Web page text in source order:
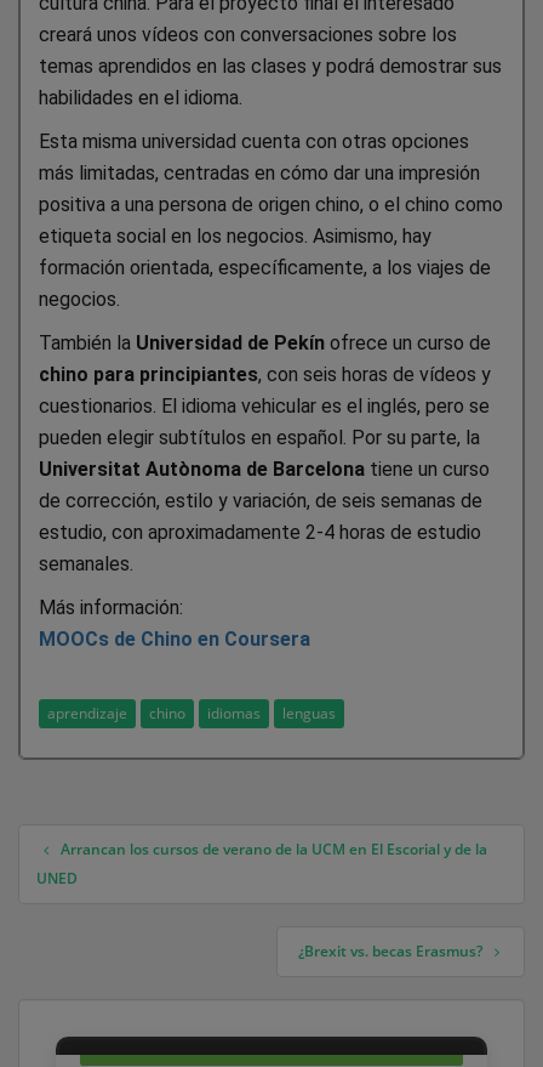
creará unos vídeos con conversaciones sobre los
temas aprendidos en las clases y podrá demostrar sus
habilidades en el idioma.
Esta misma universidad cuenta con otras opciones
más limitadas, centradas en cómo dar una impresión
positiva a una persona de origen chino, o el chino como
etiqueta social en los negocios. Asimismo, hay
formación orientada, específicamente, a los viajes de
negocios.
También la Universidad de Pekín ofrece un curso de
chino para principiantes, con seis horas de vídeos y
cuestionarios. El idioma vehicular es el inglés, pero se
pueden elegir subtítulos en español. Por su parte, la
Universitat Autònoma de Barcelona tiene un curso
de corrección, estilo y variación, de seis semanas de
estudio, con aproximadamente 2-4 horas de estudio
semanales.
Más información:
MOOCs de Chino en Coursera
aprendizaje chino idiomas lenguas
Navegación de entradas
Arrancan los cursos de verano de la UCM en El Escorial y de la
UNED
¿Brexit vs. becas Erasmus?